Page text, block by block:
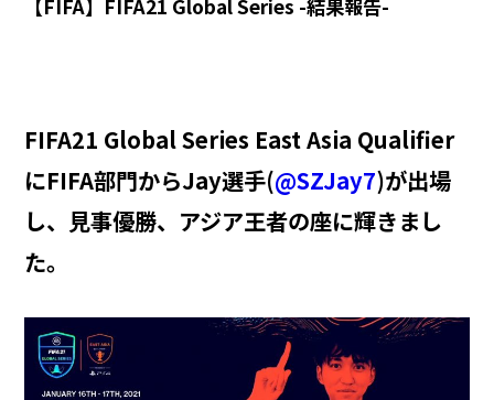
【FIFA】FIFA21 Global Series -結果報告-
FIFA21 Global Series East Asia Qualifier
にFIFA部門からJay選手(@SZJay7)が出場
し、見事優勝、アジア王者の座に輝きまし
た。